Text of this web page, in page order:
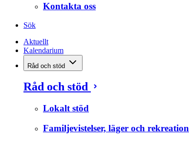
Kontakta oss
Sök
Aktuellt
Kalendarium
Råd och stöd
Råd och stöd
Lokalt stöd
Familjevistelser, läger och rekreation